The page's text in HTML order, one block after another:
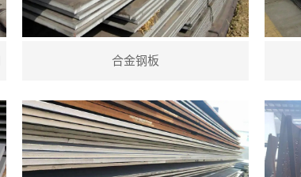
合金钢板